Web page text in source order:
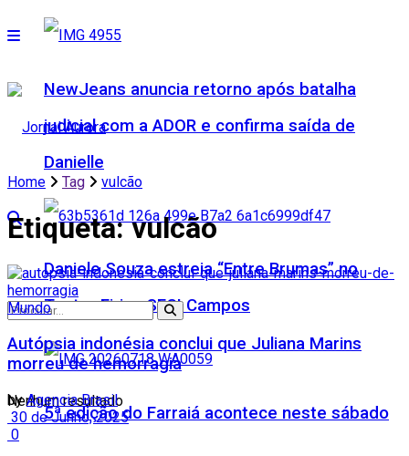
NewJeans anuncia retorno após batalha
judicial com a ADOR e confirma saída de
Danielle
Daniele Souza estreia “Entre Brumas” no
Teatro Firjan SESI Campos
5ª edição do Farraiá acontece neste sábado
Nenhum resultado
Home Tag vulcão
Etiqueta:vulcão
Mundo
Autópsia indonésia conclui que Juliana Marins
morreu de hemorragia
by Agencia Brasil
30 de Junho, 2025
0